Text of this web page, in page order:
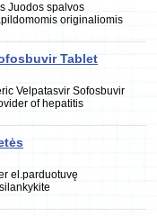
Juodos spalvos
originaliomis
Tablet
Velpatasvir Sofosbuvir
of hepatitis
el.parduotuvę